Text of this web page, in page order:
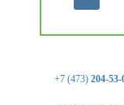
+7 (473) 204-53-